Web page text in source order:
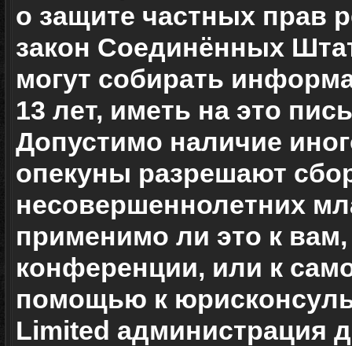
о защите частных прав
закон Соединённых
могут собирать
13 лет, иметь на это
Допустимо наличие
опекуны разрешают
несовершеннолетних
применимо ли это к
конференции, или к
помощью к
Limited администрация